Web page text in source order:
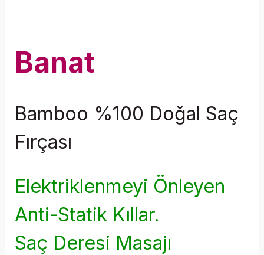
Banat
Bamboo %100 Doğal Saç
Fırçası
Elektriklenmeyi Önleyen
Anti-Statik Kıllar.
Saç Deresi Masajı